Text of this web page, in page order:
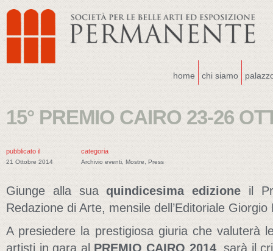
home chi siamo
15° PREMIO CAIRO 23-26
pubblicato il
21 Ottobre 2014
categoria
Archivio eventi Mostre Press
Giunge alla suaquindicesima edizione il
Redazione di Arte, mensile dell’Editoriale
A presiedere la prestigiosa giuria che valuterà
artisti in gara al PREMIO CAIRO 2014, sarà il